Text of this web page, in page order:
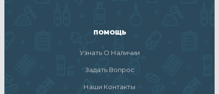
ПОМОЩЬ
Узнать О Наличии
Задать Вопрос
Наши Контакты